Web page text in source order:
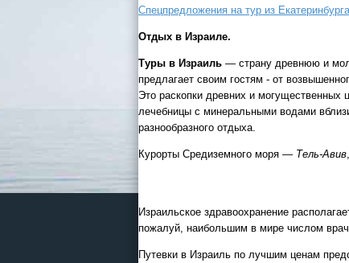
Спецпредложения на тур из
Отдых в Израиле.
Туры в Израиль — страну древнюю и
предлагает своим гостям - от
Это раскопки древних и могущественных
лечебницы с минеральными водами
разнообразного отдыха.
Курорты Средиземного моря — Тель-Авив
Израильское здравоохранение
пожалуй, наибольшим в мире числом
Путевки в Израиль по лучшим ценам